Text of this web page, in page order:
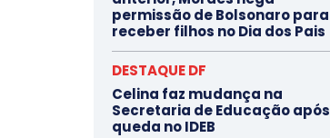
permissão de Bolsonaro para
receber filhos no Dia dos Pais
DESTAQUE DF
Celina faz mudança na
Secretaria de Educação após
queda no IDEB